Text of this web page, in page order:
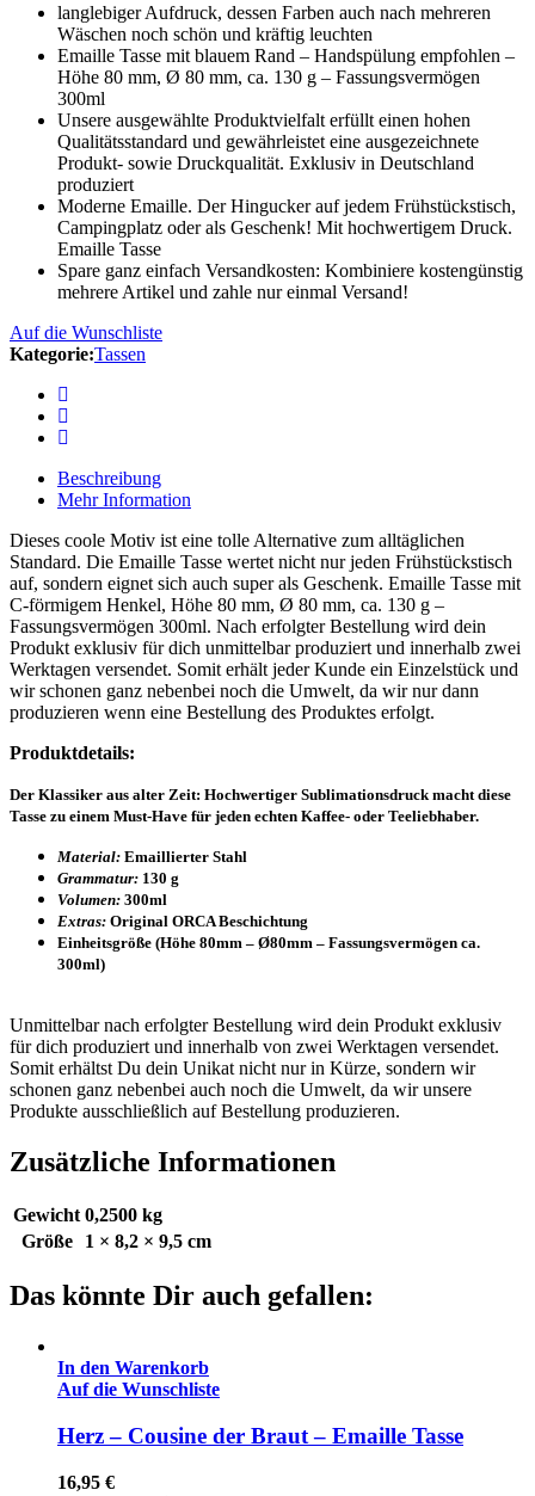
langlebiger Aufdruck, dessen Farben auch nach mehreren
Wäschen noch schön und kräftig leuchten
Emaille Tasse mit blauem Rand – Handspülung empfohlen –
Höhe 80 mm, Ø 80 mm, ca. 130 g – Fassungsvermögen
300ml
Unsere ausgewählte Produktvielfalt erfüllt einen hohen
Qualitätsstandard und gewährleistet eine ausgezeichnete
Produkt- sowie Druckqualität. Exklusiv in Deutschland
produziert
Moderne Emaille. Der Hingucker auf jedem Frühstückstisch,
Campingplatz oder als Geschenk! Mit hochwertigem Druck.
Emaille Tasse
Spare ganz einfach Versandkosten: Kombiniere kostengünstig
mehrere Artikel und zahle nur einmal Versand!
Auf die Wunschliste
Kategorie:Tassen
Beschreibung
Mehr Information
Dieses coole Motiv ist eine tolle Alternative zum alltäglichen
Standard. Die Emaille Tasse wertet nicht nur jeden Frühstückstisch
auf, sondern eignet sich auch super als Geschenk. Emaille Tasse mit
C-förmigem Henkel, Höhe 80 mm, Ø 80 mm, ca. 130 g –
Fassungsvermögen 300ml. Nach erfolgter Bestellung wird dein
Produkt exklusiv für dich unmittelbar produziert und innerhalb zwei
Werktagen versendet. Somit erhält jeder Kunde ein Einzelstück und
wir schonen ganz nebenbei noch die Umwelt, da wir nur dann
produzieren wenn eine Bestellung des Produktes erfolgt.
Produktdetails:
Der Klassiker aus alter Zeit: Hochwertiger Sublimationsdruck macht diese
Tasse zu einem Must-Have für jeden echten Kaffee- oder Teeliebhaber.
Material: Emaillierter Stahl
Grammatur: 130 g
Volumen: 300ml
Extras: Original ORCA Beschichtung
Einheitsgröße (Höhe 80mm – Ø80mm – Fassungsvermögen ca.
300ml)
Unmittelbar nach erfolgter Bestellung wird dein Produkt exklusiv
für dich produziert und innerhalb von zwei Werktagen versendet.
Somit erhältst Du dein Unikat nicht nur in Kürze, sondern wir
schonen ganz nebenbei auch noch die Umwelt, da wir unsere
Produkte ausschließlich auf Bestellung produzieren.
Zusätzliche Informationen
Gewicht 0,2500 kg
Größe
1 × 8,2 × 9,5 cm
Das könnte Dir auch gefallen:
In den Warenkorb
Auf die Wunschliste
Herz – Cousine der Braut – Emaille Tasse
16,95 €